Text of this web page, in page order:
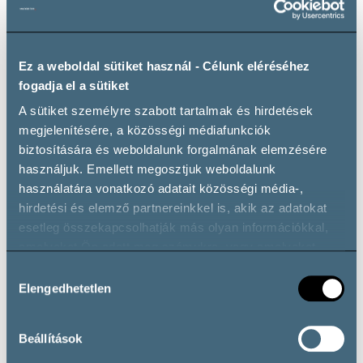
Ez a weboldal sütiket használ - Célunk eléréséhez
fogadja el a sütiket
A sütiket személyre szabott tartalmak és hirdetések
megjelenítésére, a közösségi médiafunkciók
biztosítására és weboldalunk forgalmának elemzésére
használjuk. Emellett megosztjuk weboldalunk
használatára vonatkozó adatait közösségi média-,
hirdetési és elemző partnereinkkel is, akik az adatokat
esetleg összekapcsolhatják más olyan információkkal,
során.
kiválasztása
Elengedhetetlen
Beállítások
Akadálymentes
Bortípusok
Vörösbor
Cabernet Sauvignon Egri Bikavér Kékfrankos
Merlot Pinot Noir Portugieser Vörös Házasítás
Zweigelt
Chardonnay
Olaszrizling